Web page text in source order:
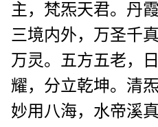
主，梵炁天君。丹
三境内外，万圣千
万灵。五方五老，
耀，分立乾坤。清
妙用八海，水帝溪